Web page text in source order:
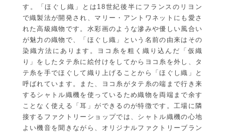
す。「ほぐし織」とは18世紀後半にフランスのリヨン
で織製法が開発され、マリー・アントワネットにも愛さ
れた高級織物です。水彩画のような滲みや優しい風合い
が魅力の織物で、「ほぐし織」という名前の由来はその
染織方法にあります。ヨコ糸を粗く織り込んだ「仮織
り」をしたタテ糸に絵付けをしてからヨコ糸を外し、タ
テ糸を手でほぐして織り上げることから「ほぐし織」と
呼ばれています。また、ヨコ糸がタテ糸の端まで行き来
するシャトル織機を使っているため織物を両端まで余す
ことなく使える「耳」ができるのが特徴です。工場に隣
接するファクトリーショップでは、シャトル織機の心地
よい機音を聞きながら、オリジナルファクトリーブラン